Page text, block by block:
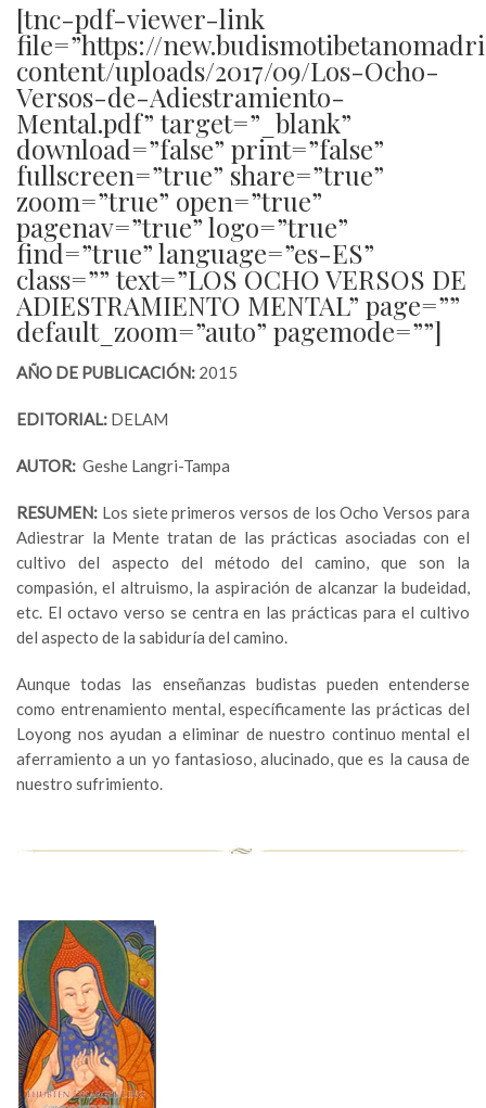
[tnc-pdf-viewer-link
file=”https://
content/uploads/2017/09/Los-Ocho-
Versos-de-Adiestramiento-
Mental.pdf” target=”_blank”
download=”false” print=”false”
fullscreen=”true” share=”true”
zoom=”true” open=”true”
pagenav=”true” logo=”true”
find=”true” language=”es-ES”
class=”” text=”LOS OCHO VERSOS DE
ADIESTRAMIENTO MENTAL” page=””
default_zoom=”auto” pagemode=””]
AÑO DE PUBLICACIÓN: 2015
EDITORIAL: DELAM
AUTOR: Geshe Langri-Tampa
RESUMEN: Los siete primeros versos de los Ocho Versos para
Adiestrar la Mente tratan de las prácticas asociadas con el
cultivo del aspecto del método del camino, que son la
compasión, el altruismo, la aspiración de alcanzar la budeidad,
etc. El octavo verso se centra en las prácticas para el cultivo
del aspecto de la sabiduría del camino.
Aunque todas las enseñanzas budistas pueden entenderse
como entrenamiento mental, específicamente las prácticas del
Loyong nos ayudan a eliminar de nuestro continuo mental el
aferramiento a un yo fantasioso, alucinado, que es la causa de
nuestro sufrimiento.